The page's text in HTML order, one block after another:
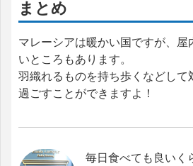
まとめ
マレーシアは暖かい国ですが、屋
いところもあります。
羽織れるものを持ち歩くなどして
過ごすことができますよ！
毎日食べても良いく